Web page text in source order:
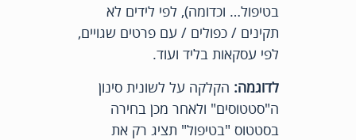
בטיפול… וכדומה), לפי לידים לא
תקינים / כפולים / עם פרטים שגויים,
לפי עסקאות בליד ועוד.
לדוגמה: הקלקה על לשונית סינון
ה"סטטוסים" ולאחר מכן בחירה
בסטטוס "בטיפול" תציג רק את